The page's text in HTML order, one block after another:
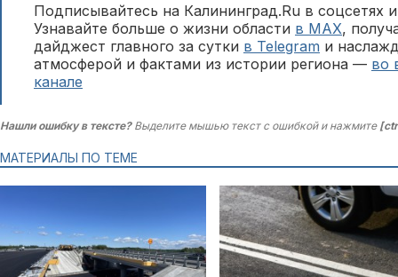
Подписывайтесь на Калининград.Ru в соцсетях
Узнавайте больше о жизни области в MAX,
дайджест главного за сутки в Telegram и
атмосферой и фактами из истории региона — во
канале
Нашли ошибку в тексте?Выделите мышью текст с ошибкой и нажмите
МАТЕРИАЛЫ ПО ТЕМЕ